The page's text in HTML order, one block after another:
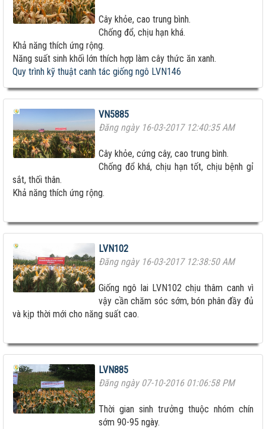
Cây khỏe, cao trung bình.
Chống đổ, chịu hạn khá.
Khả năng thích ứng rộng.
Năng suất sinh khối lớn thích hợp làm cây thức ăn xanh.
Quy trình kỹ thuật canh tác giống ngô LVN146
VN5885
Đăng ngày 16-03-2017 12:40:35 AM
Cây khỏe, cứng cây, cao trung bình.
Chống đổ khá, chịu hạn tốt, chịu bệnh gỉ
sắt, thối thân.
Khả năng thích ứng rộng.
LVN102
Đăng ngày 16-03-2017 12:38:50 AM
Giống ngô lai LVN102 chịu thâm canh vì
vậy cần chăm sóc sớm, bón phân đầy đủ
và kịp thời mới cho năng suất cao.
LVN885
Đăng ngày 07-10-2016 01:06:58 PM
Thời gian sinh trưởng thuộc nhóm chín
sớm 90-95 ngày.